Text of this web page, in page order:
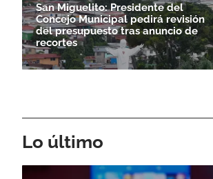
San Miguelito: Presidente del
Concejo Municipal pedirá revisión
del presupuesto tras anuncio de
recortes
Lo último